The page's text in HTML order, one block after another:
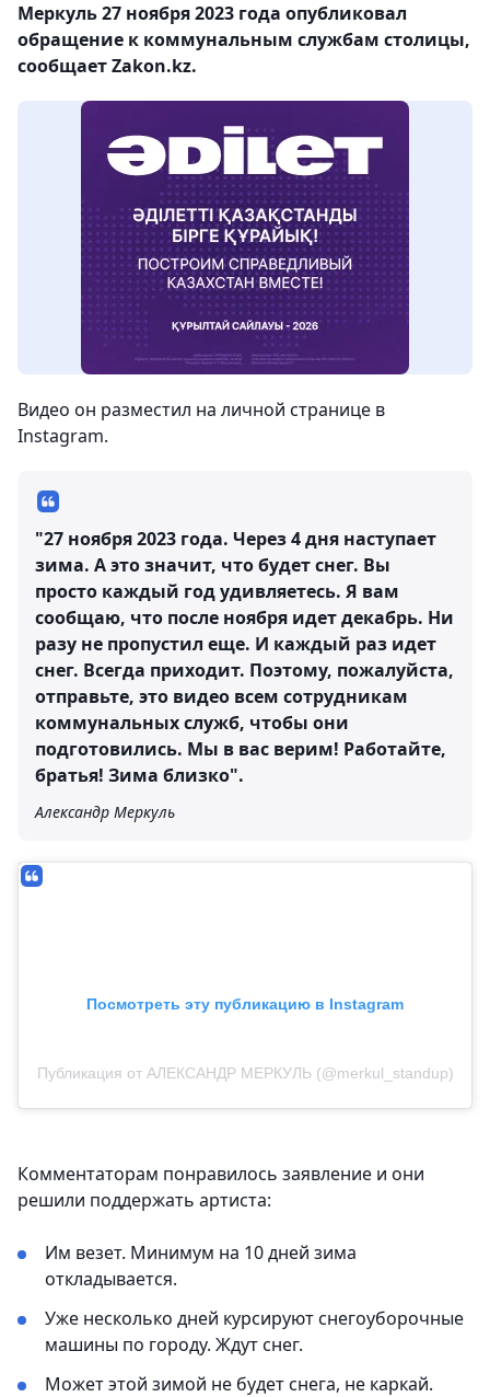
Меркуль 27 ноября 2023 года опубликовал
обращение к коммунальным службам столицы,
сообщает Zakon.kz.
Видео он разместил на личной странице в
Instagram.
"27 ноября 2023 года. Через 4 дня наступает
зима. А это значит, что будет снег. Вы
просто каждый год удивляетесь. Я вам
сообщаю, что после ноября идет декабрь. Ни
разу не пропустил еще. И каждый раз идет
снег. Всегда приходит. Поэтому, пожалуйста,
отправьте, это видео всем сотрудникам
коммунальных служб, чтобы они
подготовились. Мы в вас верим! Работайте,
братья! Зима близко".
Александр Меркуль
Посмотреть эту публикацию в Instagram
Публикация от АЛЕКСАНДР МЕРКУЛЬ (@merkul_standup)
Комментаторам понравилось заявление и они
решили поддержать артиста:
Им везет. Минимум на 10 дней зима
откладывается.
Уже несколько дней курсируют снегоуборочные
машины по городу. Ждут снег.
Может этой зимой не будет снега, не каркай.